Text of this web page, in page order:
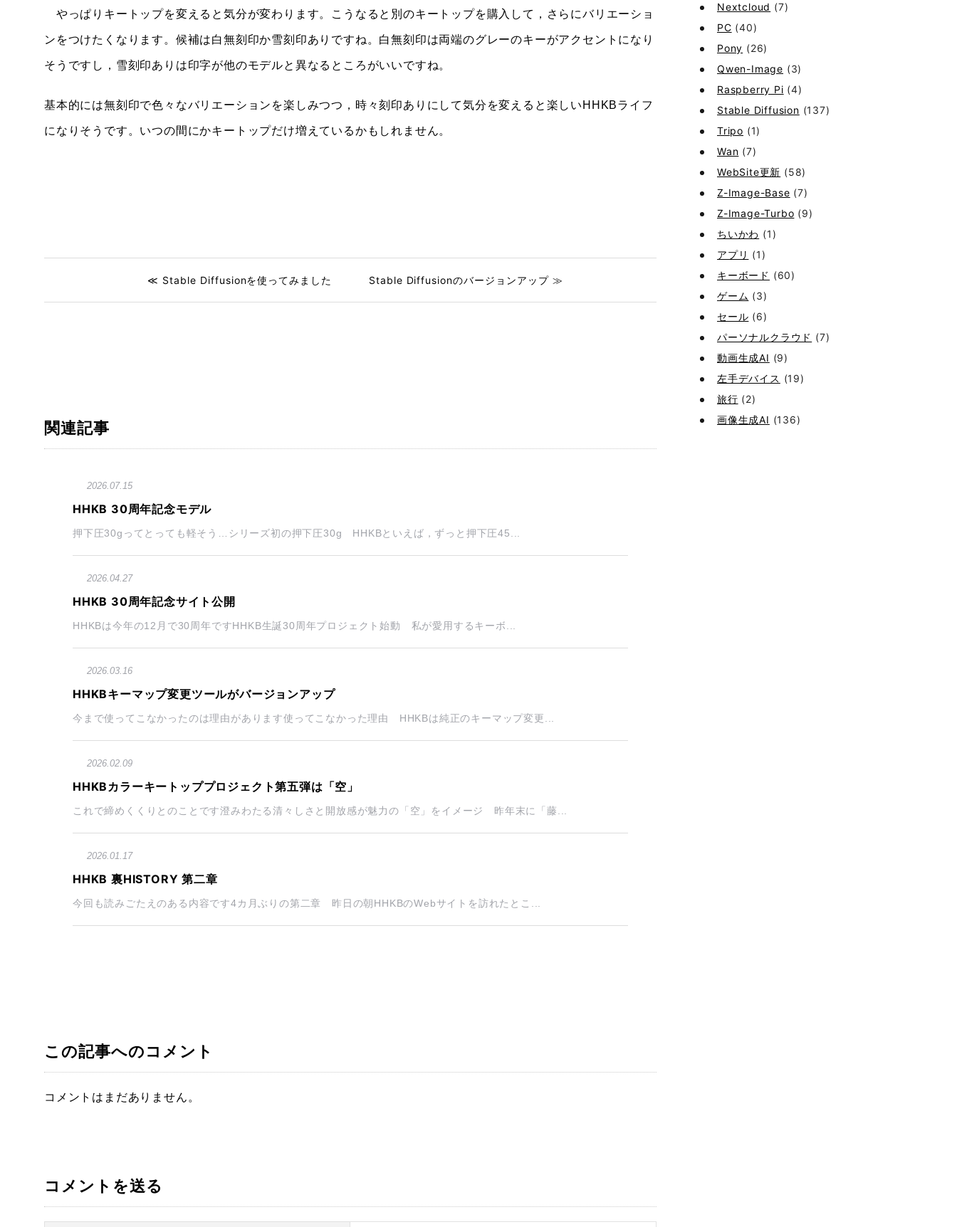
やっぱりキートップを変えると気分が変わります。こうなると別のキートップを購入して，さらにバリエーショ
ンをつけたくなります。候補は白無刻印か雪刻印ありですね。白無刻印は両端のグレーのキーがアクセントになり
そうですし，雪刻印ありは印字が他のモデルと異なるところがいいですね。
基本的には無刻印で色々なバリエーションを楽しみつつ，時々刻印ありにして気分を変えると楽しいHHKBライフ
になりそうです。いつの間にかキートップだけ増えているかもしれません。
≪ Stable Diffusionを使ってみました Stable Diffusionのバージョンアップ ≫
関連記事
2026.07.15
HHKB 30周年記念モデル
押下圧30gってとっても軽そう…シリーズ初の押下圧30g HHKBといえば，ずっと押下圧45...
2026.04.27
HHKB 30周年記念サイト公開
HHKBは今年の12月で30周年ですHHKB生誕30周年プロジェクト始動 私が愛用するキーボ...
2026.03.16
HHKBキーマップ変更ツールがバージョンアップ
今まで使ってこなかったのは理由があります使ってこなかった理由 HHKBは純正のキーマップ変更...
2026.02.09
HHKBカラーキートッププロジェクト第五弾は「空」
これで締めくくりとのことです澄みわたる清々しさと開放感が魅力の「空」をイメージ 昨年末に「藤...
2026.01.17
HHKB 裏HISTORY 第二章
今回も読みごたえのある内容です4カ月ぶりの第二章 昨日の朝HHKBのWebサイトを訪れたとこ...
この記事へのコメント
コメントはまだありません。
コメントを送る
Nextcloud (7)
PC (40)
Pony (26)
Qwen-Image (3)
Raspberry Pi (4)
Stable Diffusion (137)
Tripo (1)
Wan (7)
WebSite更新 (58)
Z-Image-Base (7)
Z-Image-Turbo (9)
ちいかわ (1)
アプリ (1)
キーボード (60)
ゲーム (3)
セール (6)
パーソナルクラウド (7)
動画生成AI (9)
左手デバイス (19)
旅行 (2)
画像生成AI (136)